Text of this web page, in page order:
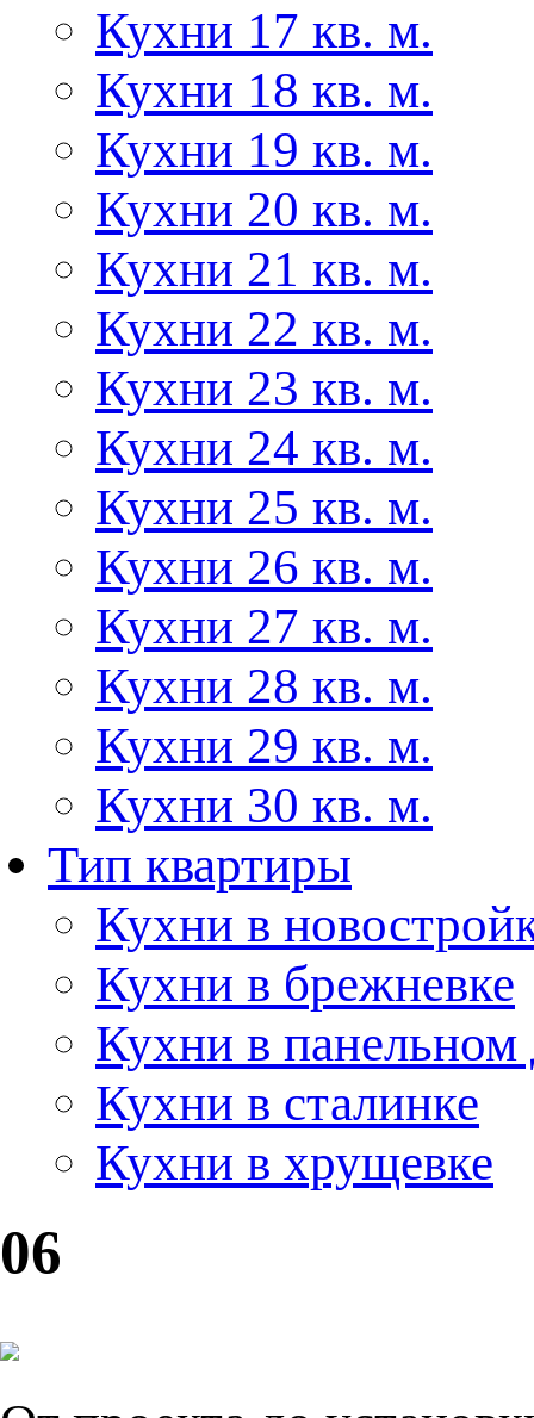
Кухни 17 кв. м.
Кухни 18 кв. м.
Кухни 19 кв. м.
Кухни 20 кв. м.
Кухни 21 кв. м.
Кухни 22 кв. м.
Кухни 23 кв. м.
Кухни 24 кв. м.
Кухни 25 кв. м.
Кухни 26 кв. м.
Кухни 27 кв. м.
Кухни 28 кв. м.
Кухни 29 кв. м.
Кухни 30 кв. м.
Тип квартиры
Кухни в
Кухни в брежневке
Кухни в панельном
Кухни в сталинке
Кухни в хрущевке
06